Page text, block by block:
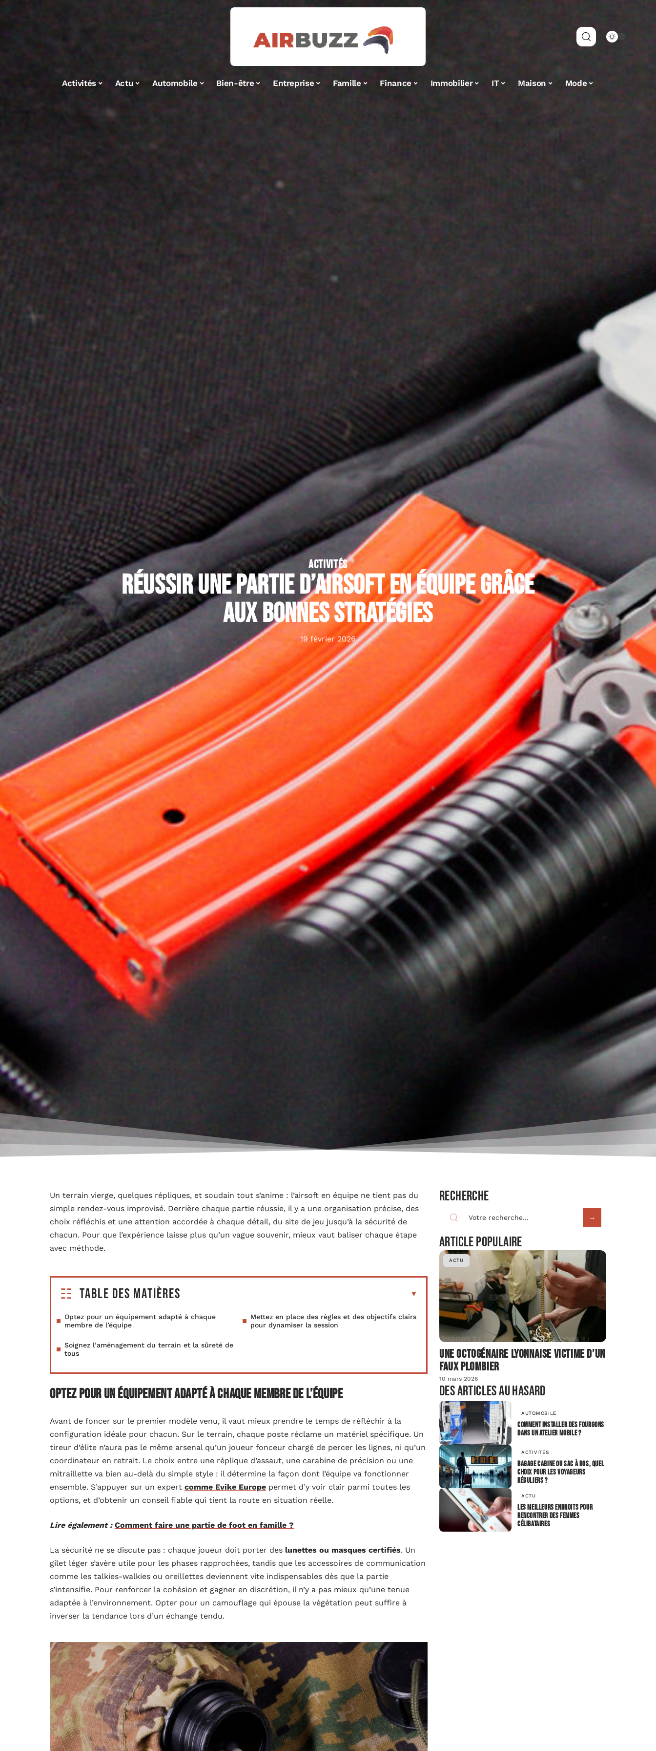
Activités Actu Automobile Bien-être Entreprise Famille Finance Immobilier IT Maison Mode
ACTIVITÉS
Réussir une partie d’airsoft en équipe grâce
aux bonnes stratégies
19 février 2026
Un terrain vierge, quelques répliques, et soudain tout s’anime : l’airsoft en équipe ne tient pas du
simple rendez-vous improvisé. Derrière chaque partie réussie, il y a une organisation précise, des
choix réfléchis et une attention accordée à chaque détail, du site de jeu jusqu’à la sécurité de
chacun. Pour que l’expérience laisse plus qu’un vague souvenir, mieux vaut baliser chaque étape
avec méthode.
Table des matières
Optez pour un équipement adapté à chaque
membre de l’équipe
Mettez en place des règles et des objectifs clairs
pour dynamiser la session
Soignez l’aménagement du terrain et la sûreté de
tous
Optez pour un équipement adapté à chaque membre de l’équipe
Avant de foncer sur le premier modèle venu, il vaut mieux prendre le temps de réfléchir à la
configuration idéale pour chacun. Sur le terrain, chaque poste réclame un matériel spécifique. Un
tireur d’élite n’aura pas le même arsenal qu’un joueur fonceur chargé de percer les lignes, ni qu’un
coordinateur en retrait. Le choix entre une réplique d’assaut, une carabine de précision ou une
mitraillette va bien au-delà du simple style : il détermine la façon dont l’équipe va fonctionner
ensemble. S’appuyer sur un expert comme Evike Europe permet d’y voir clair parmi toutes les
options, et d’obtenir un conseil fiable qui tient la route en situation réelle.
Lire également : Comment faire une partie de foot en famille ?
La sécurité ne se discute pas : chaque joueur doit porter des lunettes ou masques certifiés. Un
gilet léger s’avère utile pour les phases rapprochées, tandis que les accessoires de communication
comme les talkies-walkies ou oreillettes deviennent vite indispensables dès que la partie
s’intensifie. Pour renforcer la cohésion et gagner en discrétion, il n’y a pas mieux qu’une tenue
adaptée à l’environnement. Opter pour un camouflage qui épouse la végétation peut suffire à
inverser la tendance lors d’un échange tendu.
Recherche
Article populaire
ACTU
Une octogénaire lyonnaise victime d’un
faux plombier
10 mars 2026
Des articles au hasard
AUTOMOBILE
Comment installer des fourgons
dans un atelier mobile ?
ACTIVITÉS
Bagage cabine ou sac à dos, quel
choix pour les voyageurs
réguliers ?
ACTU
Les meilleurs endroits pour
rencontrer des femmes
célibataires